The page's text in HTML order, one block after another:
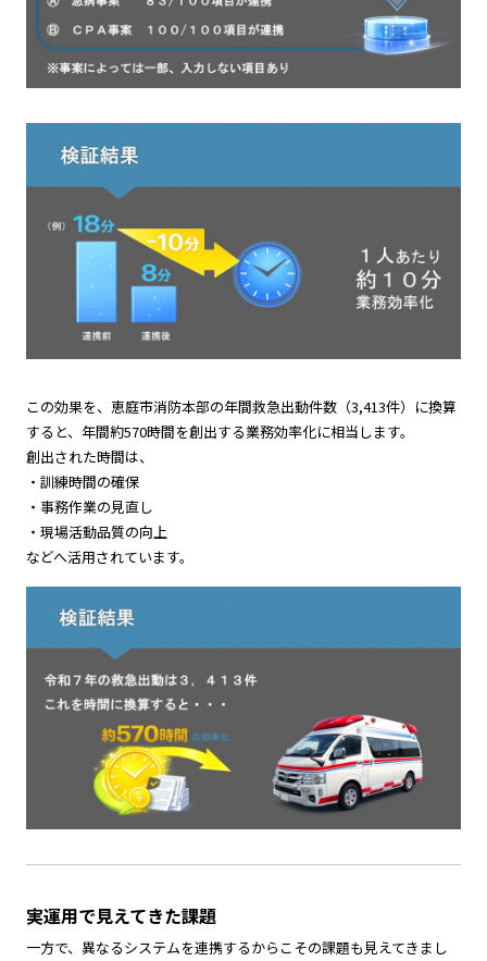
この効果を、恵庭市消防本部の年間救急出動件数（3,413件）に換算
すると、年間約570時間を創出する業務効率化に相当します。
創出された時間は、
・訓練時間の確保
・事務作業の見直し
・現場活動品質の向上
などへ活用されています。
実運用で見えてきた課題
一方で、異なるシステムを連携するからこその課題も見えてきまし